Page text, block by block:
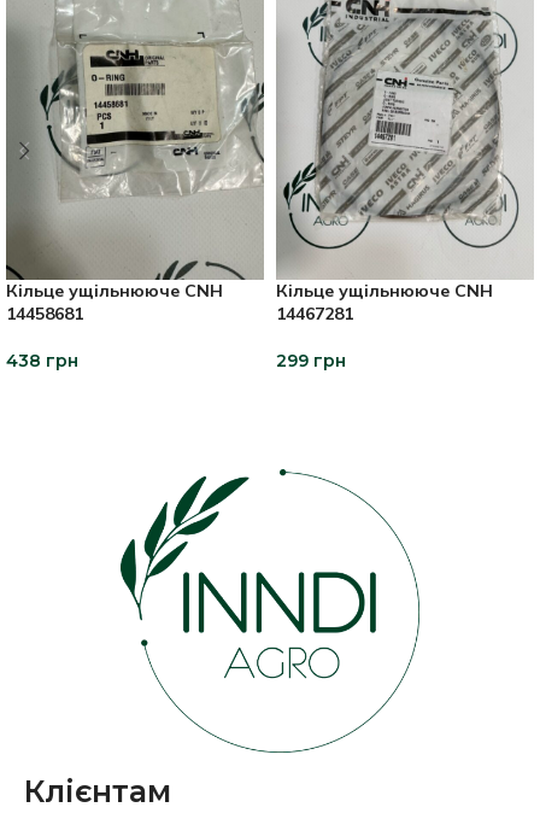
Кільце ущільнююче CNH
14458681
438 грн
Кільце ущільнююче CNH
14467281
299 грн
Клієнтам